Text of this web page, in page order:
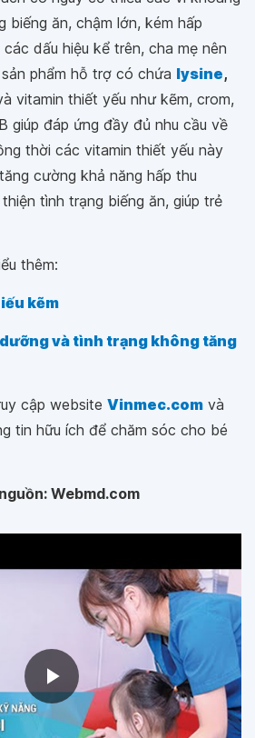
biếng ăn, chậm lớn, kém hấp
dấu hiệu kể trên, cha mẹ nên
phẩm hỗ trợ có chứa lysine,
vitamin thiết yếu như kẽm, crom,
giúp đáp ứng đầy đủ nhu cầu về
thời các vitamin thiết yếu này
cường khả năng hấp thu
tình trạng biếng ăn, giúp trẻ
thêm:
kẽm
và tình trạng không tăng
cập website Vinmec.com và
tin hữu ích để chăm sóc cho bé
Webmd.com